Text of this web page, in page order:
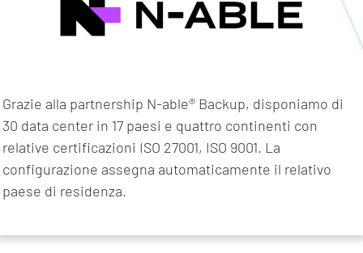
Grazie alla partnership N-able® Backup, disponiamo di
30 data center in 17 paesi e quattro continenti con
relative certificazioni ISO 27001, ISO 9001. La
configurazione assegna automaticamente il relativo
paese di residenza.